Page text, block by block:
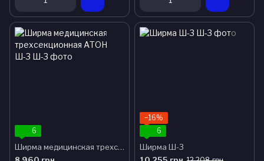
6
Ширма медицинская трехсекционная АТОН Ш-3
−16%
6
Ширма Ш-3